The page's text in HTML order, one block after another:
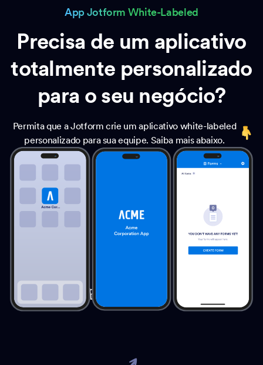
App Jotform White-Labeled
Precisa de um aplicativo
totalmente personalizado
para o seu negócio?
Permita que a Jotform crie um aplicativo white-labeled
personalizado para sua equipe. Saiba mais abaixo.
Experimente!